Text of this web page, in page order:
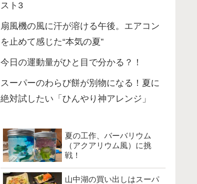
スト3
扇風機の風に汗が溶ける午後。エアコン
を止めて感じた“本気の夏”
今日の運動量がひと目で分かる？！
スーパーのわらび餅が別物になる！夏に
絶対試したい「ひんやり神アレンジ」
夏の工作、バーバリウム
（アクアリウム風）に挑
戦！
山中湖の買い出しはスーパ